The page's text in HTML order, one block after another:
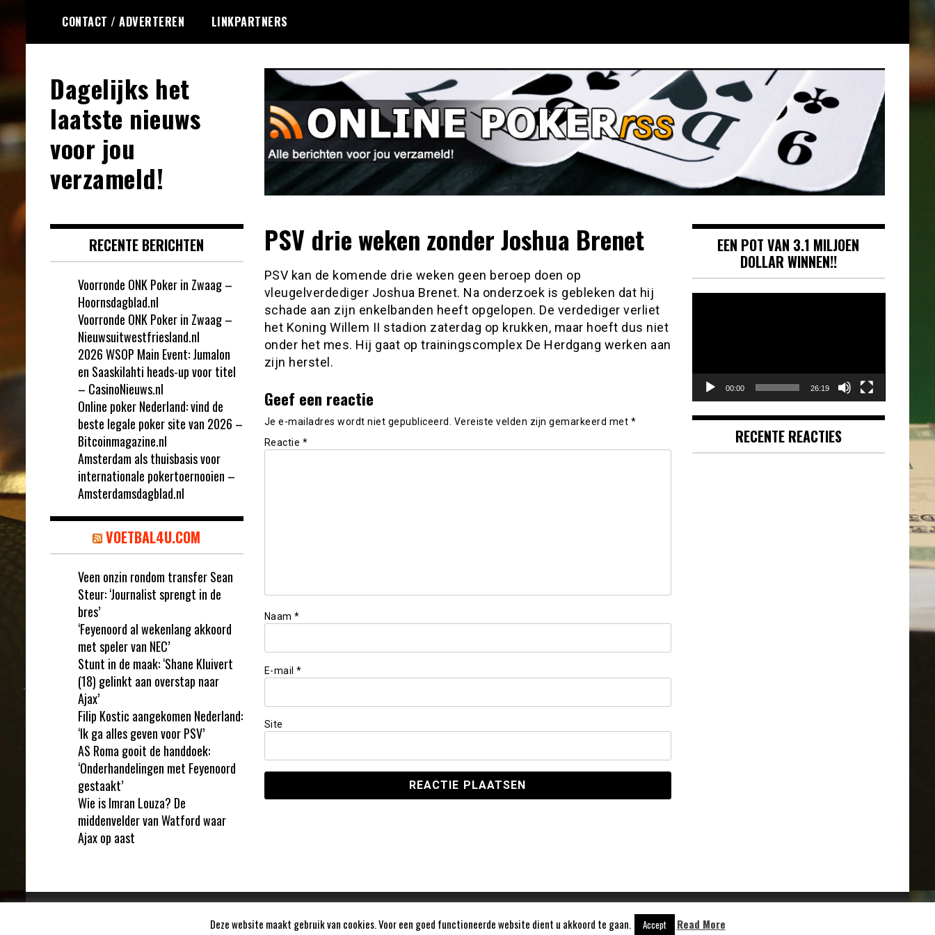
naar
de
CONTACT / ADVERTEREN LINKPARTNERS
Dagelijks het
laatste nieuws
voor jou
verzameld!
PSV drie weken zonder Joshua Brenet
PSV kan de komende drie weken geen beroep doen op
vleugelverdediger Joshua Brenet. Na onderzoek is gebleken dat hij
schade aan zijn enkelbanden heeft opgelopen. De verdediger verliet
het Koning Willem II stadion zaterdag op krukken, maar hoeft dus niet
onder het mes. Hij gaat op trainingscomplex De Herdgang werken aan
zijn herstel.
Geef een reactie
Je e-mailadres wordt niet gepubliceerd. Vereiste velden zijn gemarkeerd met *
Reactie *
Naam *
E-mail *
Site
RECENTE BERICHTEN
Voorronde ONK Poker in Zwaag –
Hoornsdagblad.nl
Voorronde ONK Poker in Zwaag –
Nieuwsuitwestfriesland.nl
2026 WSOP Main Event: Jumalon
en Saaskilahti heads-up voor titel
– CasinoNieuws.nl
Online poker Nederland: vind de
beste legale poker site van 2026 –
Bitcoinmagazine.nl
Amsterdam als thuisbasis voor
internationale pokertoernooien –
Amsterdamsdagblad.nl
VOETBAL4U.COM
Veen onzin rondom transfer Sean
Steur: ‘Journalist sprengt in de
bres’
‘Feyenoord al wekenlang akkoord
met speler van NEC’
Stunt in de maak: ‘Shane Kluivert
(18) gelinkt aan overstap naar
Ajax’
Filip Kostic aangekomen Nederland:
‘Ik ga alles geven voor PSV’
AS Roma gooit de handdoek:
‘Onderhandelingen met Feyenoord
gestaakt’
Wie is Imran Louza? De
middenvelder van Watford waar
Ajax op aast
EEN POT VAN 3.1 MILJOEN
DOLLAR WINNEN!!
00:00 26:19
RECENTE REACTIES
Deze website maakt gebruik van cookies. Voor een goed functioneerde website dient u akkoord te gaan. Accept Read More